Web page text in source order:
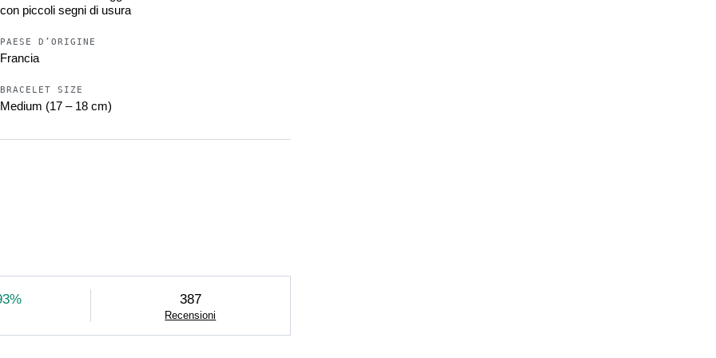
o ritardi dei voli.
con piccoli segni di usura
PAESE D’ORIGINE
Francia
BRACELET SIZE
Medium (17 – 18 cm)
387
Recensioni